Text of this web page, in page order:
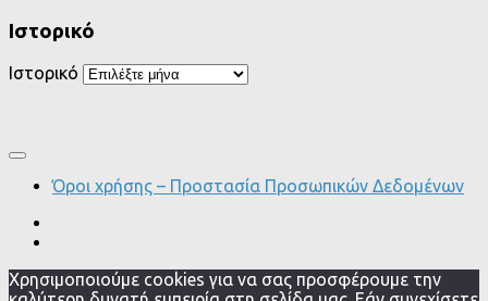
Ιστορικό
Ιστορικό
Όροι χρήσης – Προστασία Προσωπικών Δεδομένων
Χρησιμοποιούμε cookies για να σας προσφέρουμε την